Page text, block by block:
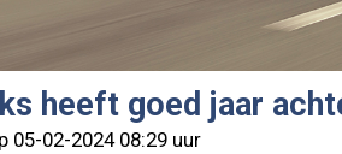
heeft goed jaar
05-02-2024 08:29 uur